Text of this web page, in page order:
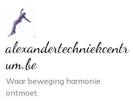
inhoud
alexandertechniekcentr
um.be
Waar beweging harmonie
ontmoet.